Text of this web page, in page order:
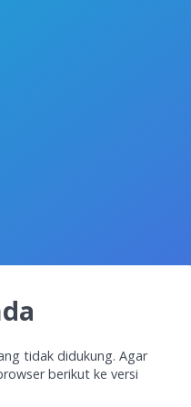
tidak didukung. Agar
berikut ke versi